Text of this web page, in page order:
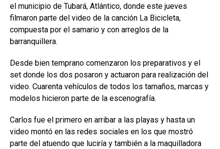
el municipio de Tubará, Atlántico, donde este jueves
filmaron parte del video de la canción La Bicicleta,
compuesta por el samario y con arreglos de la
barranquillera.
Desde bien temprano comenzaron los preparativos y el
set donde los dos posaron y actuaron para realización del
video. Cuarenta vehículos de todos los tamaños, marcas y
modelos hicieron parte de la escenografía.
Carlos fue el primero en arribar a las playas y hasta un
video montó en las redes sociales en los que mostró
parte del atuendo que luciría y también a la maquilladora